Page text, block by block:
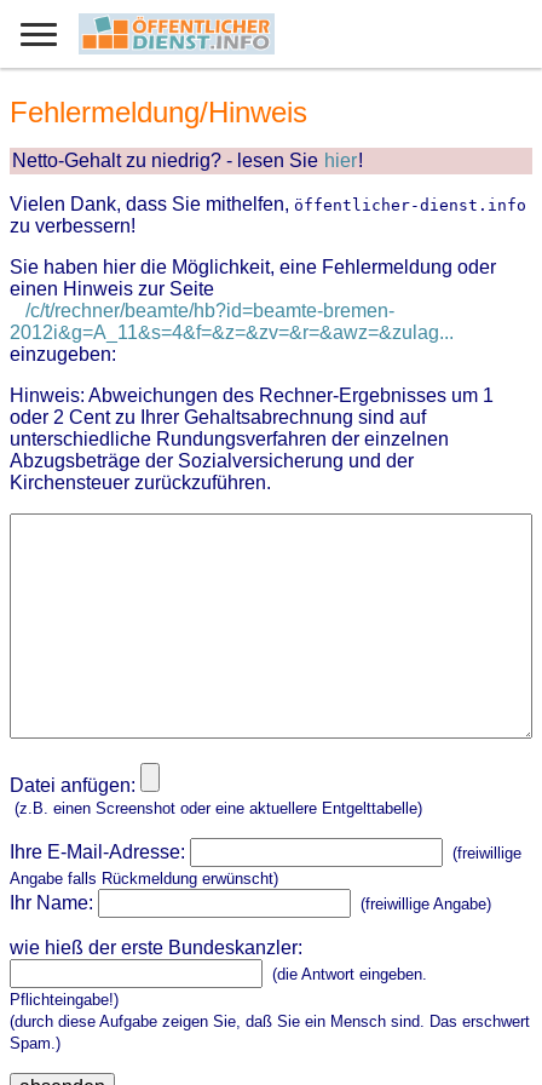
Fehlermeldung/Hinweis
Netto-Gehalt zu niedrig? - lesen Sie hier!
Vielen Dank, dass Sie mithelfen, öffentlicher-dienst.info
zu verbessern!
Sie haben hier die Möglichkeit, eine Fehlermeldung oder
einen Hinweis zur Seite
/c/t/rechner/beamte/hb?id=beamte-bremen-
2012i&g=A_11&s=4&f=&z=&zv=&r=&awz=&zulag...
einzugeben:
Hinweis: Abweichungen des Rechner-Ergebnisses um 1
oder 2 Cent zu Ihrer Gehaltsabrechnung sind auf
unterschiedliche Rundungsverfahren der einzelnen
Abzugsbeträge der Sozialversicherung und der
Kirchensteuer zurückzuführen.
Datei anfügen:
(z.B. einen Screenshot oder eine aktuellere Entgelttabelle)
Ihre E-Mail-Adresse:
(freiwillige
Angabe falls Rückmeldung erwünscht)
Ihr Name: (freiwillige Angabe)
wie hieß der erste Bundeskanzler:
(die Antwort eingeben.
Pflichteingabe!)
(durch diese Aufgabe zeigen Sie, daß Sie ein Mensch sind. Das erschwert
Spam.)